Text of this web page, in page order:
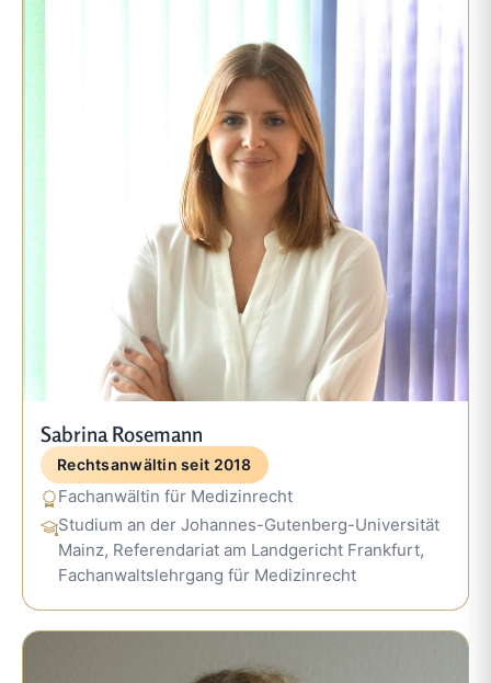
Sabrina Rosemann
Rechtsanwältin seit 2018
Fachanwältin für Medizinrecht
Studium an der Johannes-Gutenberg-Universität
Mainz, Referendariat am Landgericht Frankfurt,
Fachanwaltslehrgang für Medizinrecht